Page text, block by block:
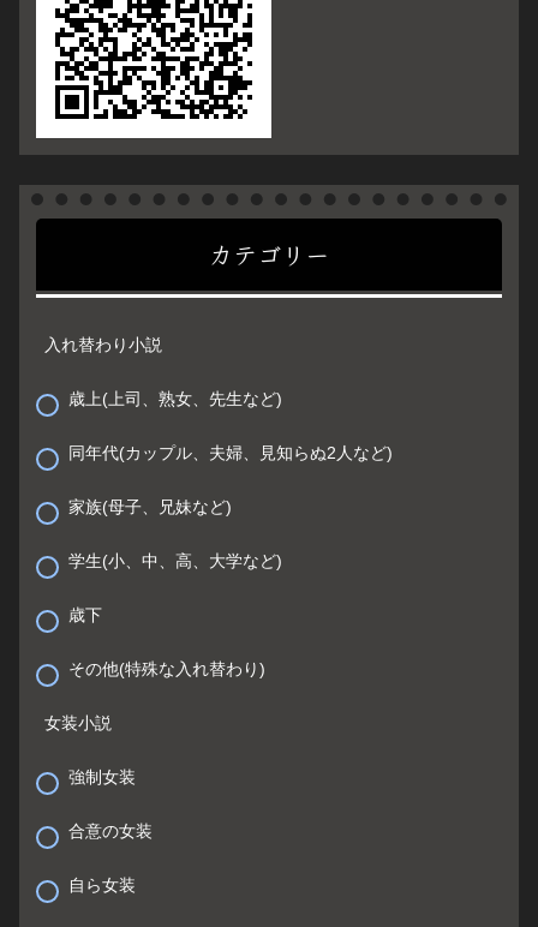
カテゴリー
入れ替わり小説
歳上(上司、熟女、先生など)
同年代(カップル、夫婦、見知らぬ2人など)
家族(母子、兄妹など)
学生(小、中、高、大学など)
歳下
その他(特殊な入れ替わり)
女装小説
強制女装
合意の女装
自ら女装